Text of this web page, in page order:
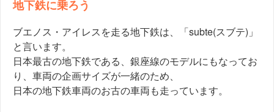
地下鉄に乗ろう
ブエノス・アイレスを走る地下鉄は、「subte(スブテ)」
と言います。
日本最古の地下鉄である、銀座線のモデルにもなってお
り、車両の企画サイズが一緒のため、
日本の地下鉄車両のお古の車両も走っています。